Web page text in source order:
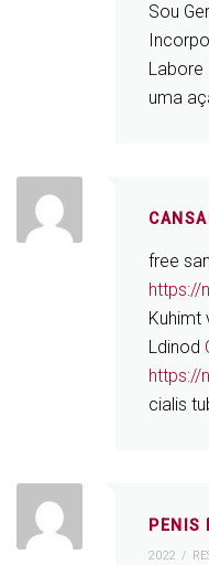
Sou
Labore
uma
free
https://
Kuhimt
Ldinod
https://
cialis
PENIS
2022